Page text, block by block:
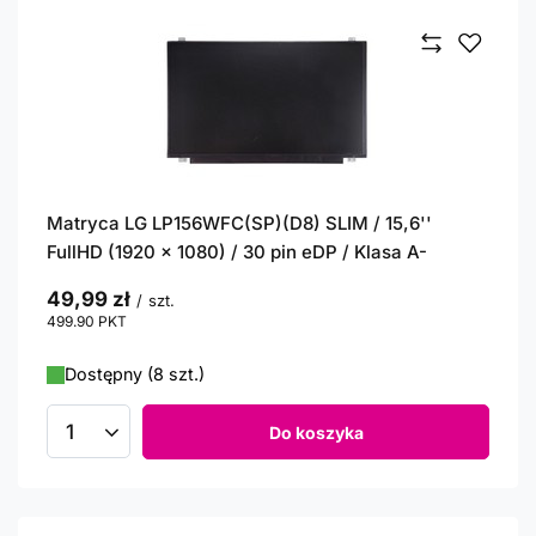
Matryca LG LP156WFC(SP)(D8) SLIM / 15,6''
FullHD (1920 x 1080) / 30 pin eDP / Klasa A-
49,99 zł / szt.
499.90 PKT
Dostępny (8 szt.)
Ilość produktów Do koszyka